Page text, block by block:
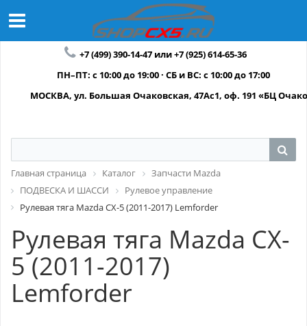
+7 (499) 390-14-47 или +7 (925) 614-65-36
ПН–ПТ: с 10:00 до 19:00 · СБ и ВС: с 10:00 до 17:00
МОСКВА, ул. Большая Очаковская, 47Ас1, оф. 191 «БЦ
Главная страница Каталог
Запчасти Mazda
ПОДВЕСКА И ШАССИ
Рулевое управление
Рулевая тяга Mazda CX-5 (2011-2017) Lemforder
Рулевая тяга Mazda CX-
5 (2011-2017)
Lemforder